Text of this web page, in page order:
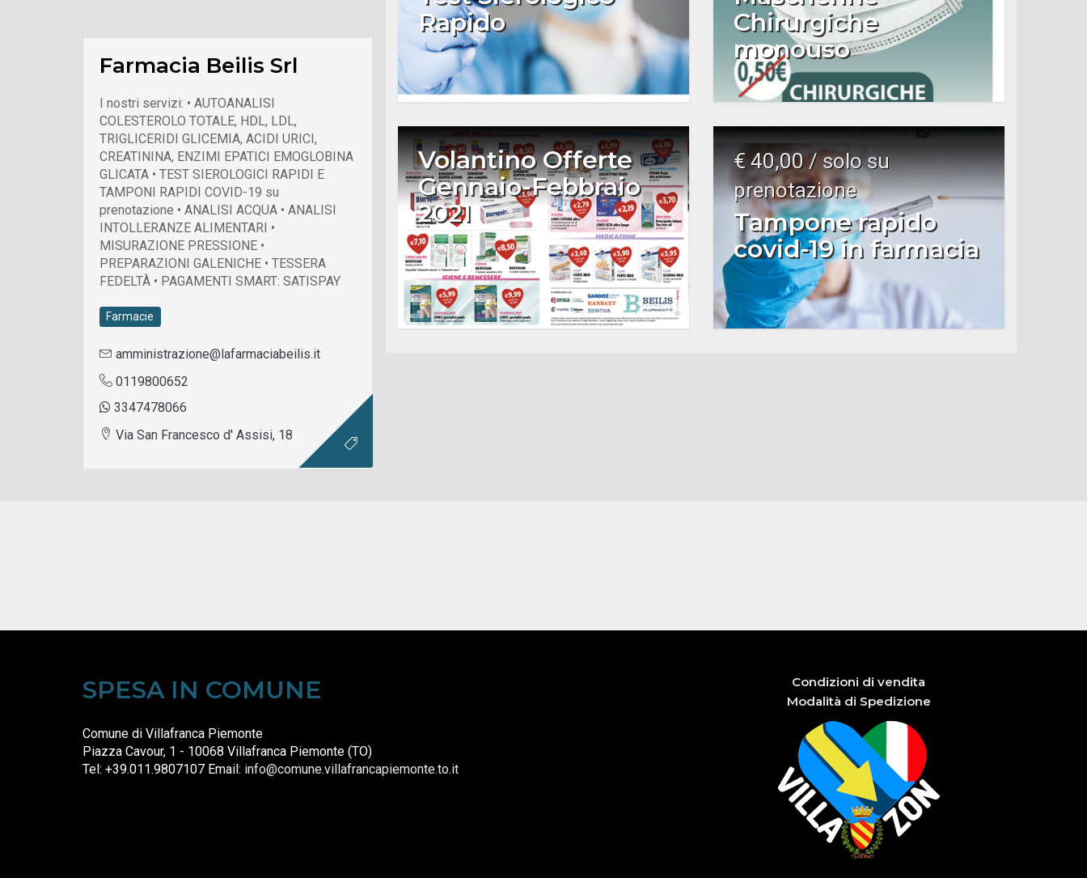
Farmacia Beilis Srl
I nostri servizi: • AUTOANALISI
COLESTEROLO TOTALE, HDL, LDL,
TRIGLICERIDI GLICEMIA, ACIDI URICI,
CREATININA, ENZIMI EPATICI EMOGLOBINA
GLICATA • TEST SIEROLOGICI RAPIDI E
TAMPONI RAPIDI COVID-19 su
prenotazione • ANALISI ACQUA • ANALISI
INTOLLERANZE ALIMENTARI •
MISURAZIONE PRESSIONE •
PREPARAZIONI GALENICHE • TESSERA
FEDELTÀ • PAGAMENTI SMART: SATISPAY
Farmacie
amministrazione@lafarmaciabeilis.it
0119800652
3347478066
Via San Francesco d' Assisi, 18
Rapido
Chirurgiche
monouso
Volantino Offerte
Gennaio-Febbraio
2021
€ 40,00 / solo su
prenotazione
Tampone rapido
covid-19 in farmacia
SPESA IN COMUNE
Comune di Villafranca Piemonte
Piazza Cavour, 1 - 10068 Villafranca Piemonte (TO)
Tel: +39.011.9807107 Email: info@comune.villafrancapiemonte.to.it
Condizioni di vendita
Modalità di Spedizione